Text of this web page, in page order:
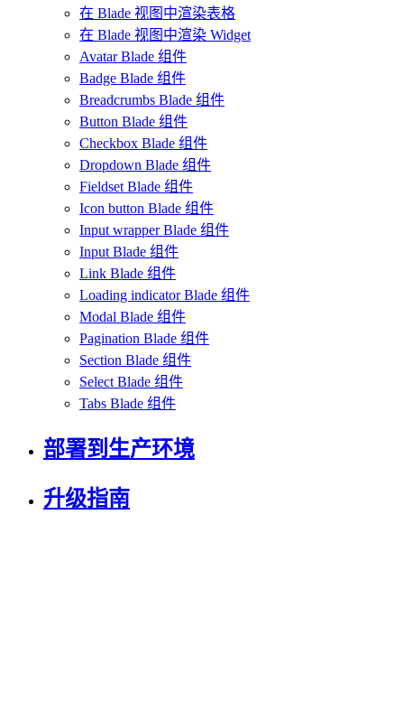
在 Blade 视图中渲染表格
在 Blade 视图中渲染 Widget
Avatar Blade 组件
Badge Blade 组件
Breadcrumbs Blade 组件
Button Blade 组件
Checkbox Blade 组件
Dropdown Blade 组件
Fieldset Blade 组件
Icon button Blade 组件
Input wrapper Blade 组件
Input Blade 组件
Link Blade 组件
Loading indicator Blade 组件
Modal Blade 组件
Pagination Blade 组件
Section Blade 组件
Select Blade 组件
Tabs Blade 组件
部署到生产环境
升级指南